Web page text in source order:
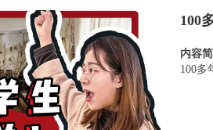
100
内容
100多